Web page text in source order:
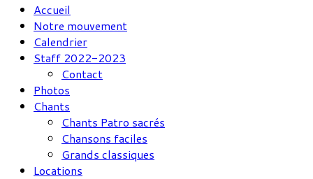
Accueil
Notre mouvement
Calendrier
Staff 2022-2023
Contact
Photos
Chants
Chants Patro sacrés
Chansons faciles
Grands classiques
Locations